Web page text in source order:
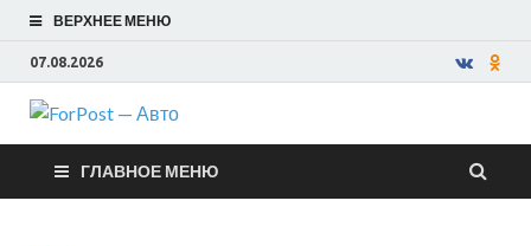
ВЕРХНЕЕ МЕНЮ
07.08.2026
ForPost —
Авто
ГЛАВНОЕ МЕНЮ